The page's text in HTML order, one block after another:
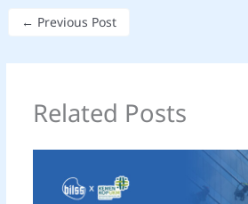
← Previous Post
Related Posts